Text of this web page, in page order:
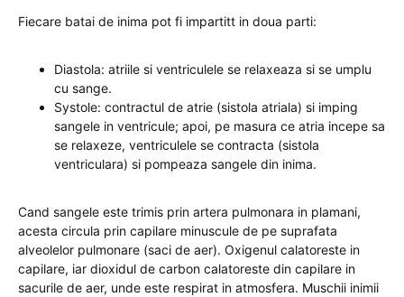
Fiecare batai de inima pot fi impartitt in doua parti:
Diastola: atriile si ventriculele se relaxeaza si se umplu
cu sange.
Systole: contractul de atrie (sistola atriala) si imping
sangele in ventricule; apoi, pe masura ce atria incepe sa
se relaxeze, ventriculele se contracta (sistola
ventriculara) si pompeaza sangele din inima.
Cand sangele este trimis prin artera pulmonara in plamani,
acesta circula prin capilare minuscule de pe suprafata
alveolelor pulmonare (saci de aer). Oxigenul calatoreste in
capilare, iar dioxidul de carbon calatoreste din capilare in
sacurile de aer, unde este respirat in atmosfera. Muschii inimii